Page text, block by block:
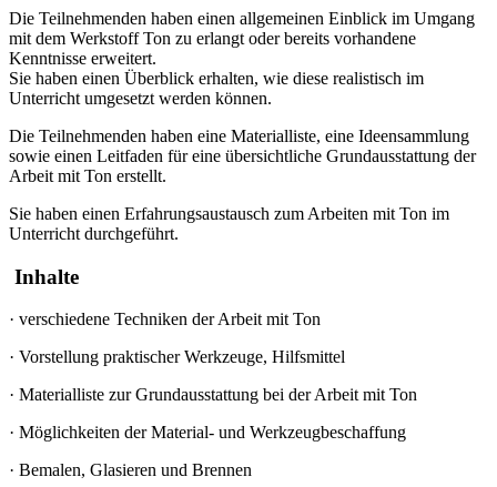
Die Teilnehmenden haben einen allgemeinen Einblick im Umgang
mit dem Werkstoff Ton zu erlangt oder bereits vorhandene
Kenntnisse erweitert.
Sie haben einen Überblick erhalten, wie diese realistisch im
Unterricht umgesetzt werden können.
Die Teilnehmenden haben eine Materialliste, eine Ideensammlung
sowie einen Leitfaden für eine übersichtliche Grundausstattung der
Arbeit mit Ton erstellt.
Sie haben einen Erfahrungsaustausch zum Arbeiten mit Ton im
Unterricht durchgeführt.
Inhalte
· verschiedene Techniken der Arbeit mit Ton
· Vorstellung praktischer Werkzeuge, Hilfsmittel
· Materialliste zur Grundausstattung bei der Arbeit mit Ton
· Möglichkeiten der Material- und Werkzeugbeschaffung
· Bemalen, Glasieren und Brennen